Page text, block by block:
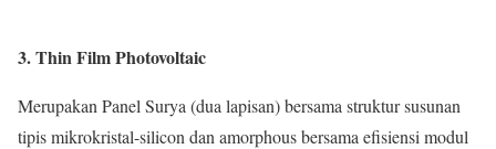
3. Thin Film Photovoltaic
Merupakan Panel Surya (dua lapisan) bersama struktur susunan
tipis mikrokristal-silicon dan amorphous bersama efisiensi modul